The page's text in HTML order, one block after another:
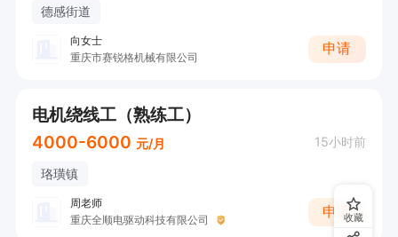
德感街道
向女士
重庆市赛锐格机械有限公司
申请
电机绕线工（熟练工）
4000-6000 元/月 15小时前
珞璜镇
周老师
重庆全顺电驱动科技有限公司
申请收藏